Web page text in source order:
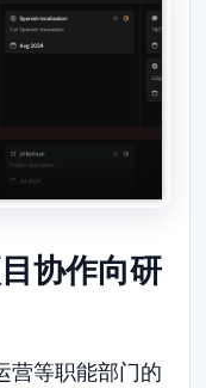
协作向研
营等职能部门的